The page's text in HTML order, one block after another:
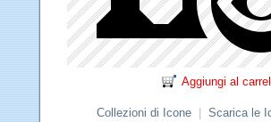
Aggiungi al
Collezioni di Icone Scarica le